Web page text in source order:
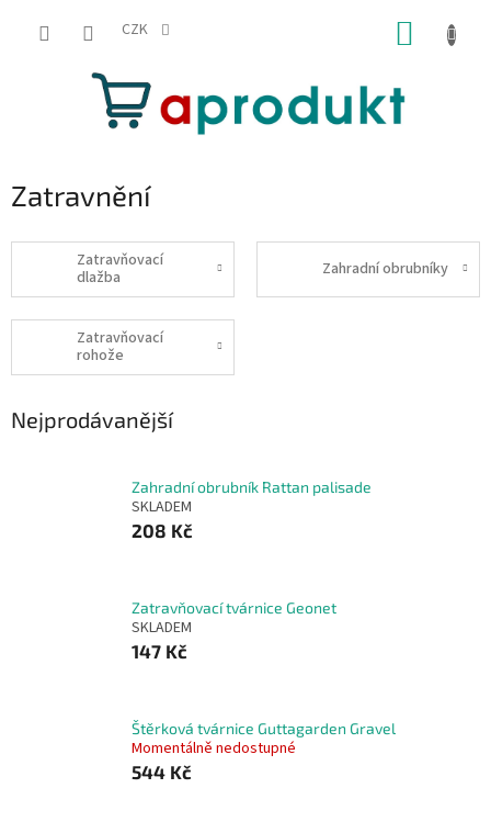
CZK
Zatravnění
Zatravňovací
dlažba
Zahradní obrubníky
Zatravňovací
rohože
Nejprodávanější
Zahradní obrubník Rattan palisade
SKLADEM
208 Kč
Zatravňovací tvárnice Geonet
SKLADEM
147 Kč
Štěrková tvárnice Guttagarden Gravel
Momentálně nedostupné
544 Kč